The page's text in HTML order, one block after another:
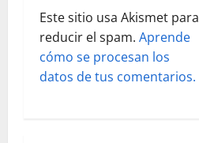
d
a
s
Este sitio usa Akismet para
reducir el spam. Aprende
cómo se procesan los
datos de tus comentarios.